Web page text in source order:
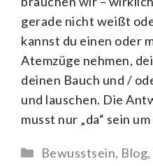
gerade nicht weißt
kannst du einen oder
Atemzüge nehmen,
deinen Bauch und /
und lauschen. Die
musst nur „da“ sein
Kategorien
Bewusstsein, Blog,